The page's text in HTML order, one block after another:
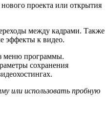
проекта или открытия
между кадрами. Также
эффекты к видео.
меню программы.
сохранения
или использовать пробную